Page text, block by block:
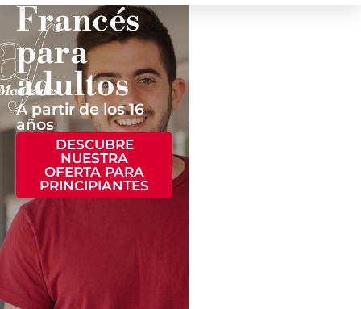
Francés
para
adultos
A partir de los 16
años
DESCUBRE
NUESTRA
OFERTA PARA
PRINCIPIANTES